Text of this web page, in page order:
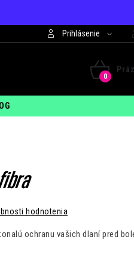
Prihlásenie
KOŠÍK
hodnotenia
ochranu vašich dlaní pred